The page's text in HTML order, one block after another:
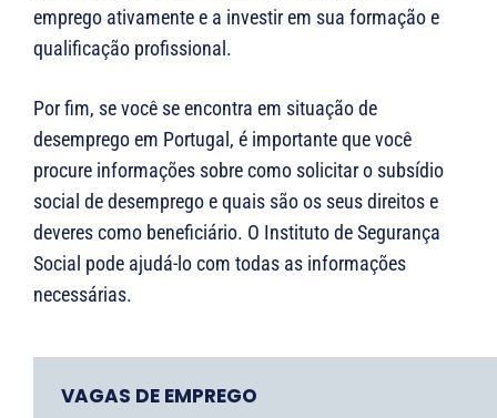
emprego ativamente e a investir em sua formação e
qualificação profissional.
Por fim, se você se encontra em situação de
desemprego em Portugal, é importante que você
procure informações sobre como solicitar o subsídio
social de desemprego e quais são os seus direitos e
deveres como beneficiário. O Instituto de Segurança
Social pode ajudá-lo com todas as informações
necessárias.
VAGAS DE EMPREGO